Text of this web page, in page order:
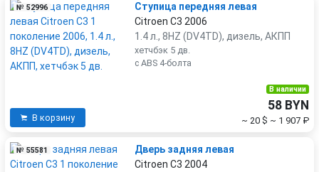
№ 52996
Ступица передняя левая
Citroen C3 2006
1.4 л., 8HZ (DV4TD), дизель, АКПП
хетчбэк 5 дв.
c ABS 4-болта
В корзину
В наличии
58 BYN
~ 20 $ ~ 1 907 ₽
№ 55581
Дверь задняя левая
Citroen C3 2004